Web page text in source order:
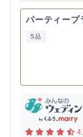
パーティープ
5品